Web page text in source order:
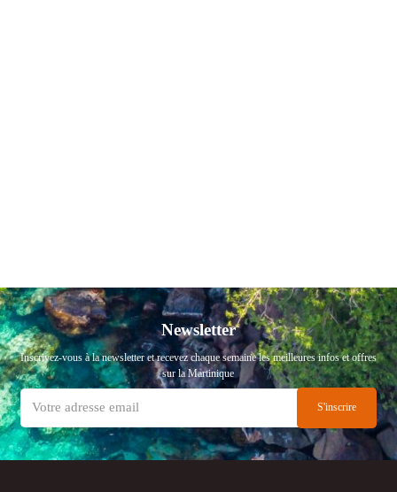
Newsletter
Inscrivez-vous à la newsletter et recevez chaque semaine les meilleures infos et offres
sur la Martinique